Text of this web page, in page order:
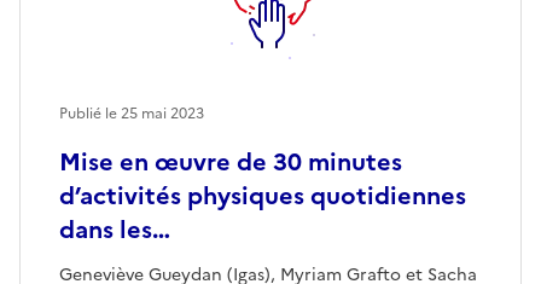
Mise en œuvre de 30 minutes
d’activités physiques quotidiennes
dans les…
Geneviève Gueydan (Igas), Myriam Grafto et Sacha
Publié le25 mai 2023